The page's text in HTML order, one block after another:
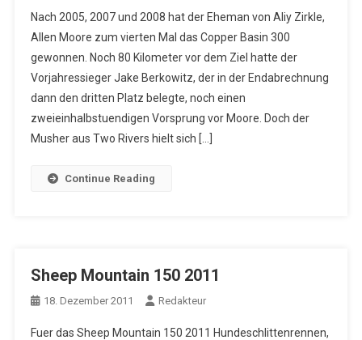
Nach 2005, 2007 und 2008 hat der Eheman von Aliy Zirkle,
Allen Moore zum vierten Mal das Copper Basin 300
gewonnen. Noch 80 Kilometer vor dem Ziel hatte der
Vorjahressieger Jake Berkowitz, der in der Endabrechnung
dann den dritten Platz belegte, noch einen
zweieinhalbstuendigen Vorsprung vor Moore. Doch der
Musher aus Two Rivers hielt sich […]
Continue Reading
Sheep Mountain 150 2011
18. Dezember 2011 Redakteur
Fuer das Sheep Mountain 150 2011 Hundeschlittenrennen,